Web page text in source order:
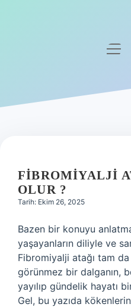
Hakkımızda
FIBROMIYALJI
OLUR ?
Tarih: Ekim 26, 2025
Bazen bir konuyu
yaşayanların diliyle ve
Fibromiyalji atağı tam
görünmez bir dalganın,
yayılıp gündelik hayatı
Gel, bu yazıda